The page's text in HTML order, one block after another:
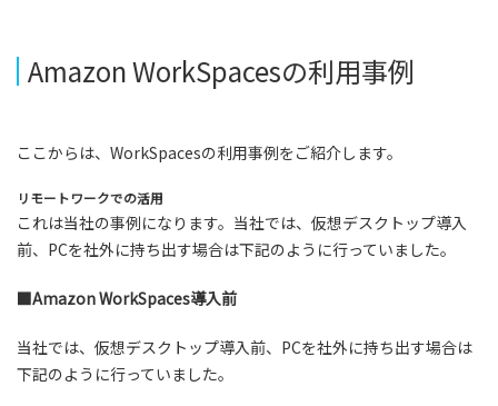
Amazon WorkSpacesの利用事例
ここからは、WorkSpacesの利用事例をご紹介します。
リモートワークでの活用
これは当社の事例になります。当社では、仮想デスクトップ導入
前、PCを社外に持ち出す場合は下記のように行っていました。
■Amazon WorkSpaces導入前
当社では、仮想デスクトップ導入前、PCを社外に持ち出す場合は
下記のように行っていました。